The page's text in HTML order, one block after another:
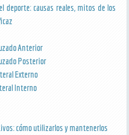
deporte: causas reales, mitos de los
Anterior
Posterior
Externo
Interno
cómo utilizarlos y mantenerlos